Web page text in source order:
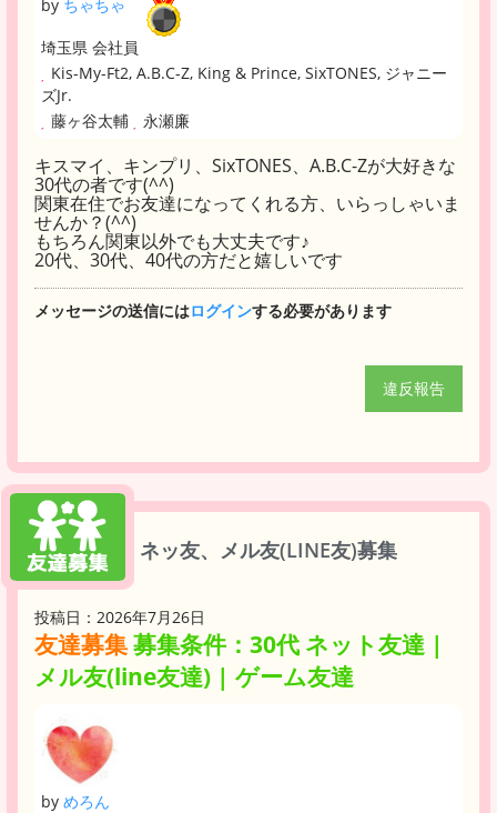
by ちゃちゃ
埼玉県 会社員
Kis-My-Ft2, A.B.C-Z, King & Prince, SixTONES, ジャニー
ズJr.
藤ヶ谷太輔
永瀬廉
キスマイ、キンプリ、SixTONES、A.B.C-Zが大好きな
30代の者です(^^)
関東在住でお友達になってくれる方、いらっしゃいま
せんか？(^^)
もちろん関東以外でも大丈夫です♪
20代、30代、40代の方だと嬉しいです
メッセージの送信にはログインする必要があります
違反報告
ネッ友、メル友(LINE友)募集
投稿日：2026年7月26日
友達募集募集条件：30代 ネット友達 |
メル友(line友達) | ゲーム友達
by めろん